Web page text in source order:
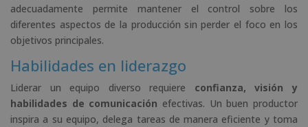
adecuadamente permite mantener el control sobre los
diferentes aspectos de la producción sin perder el foco en los
objetivos principales.
Habilidades en liderazgo
Liderar un equipo diverso requiere confianza, visión y
habilidades de comunicación efectivas. Un buen productor
inspira a su equipo, delega tareas de manera eficiente y toma